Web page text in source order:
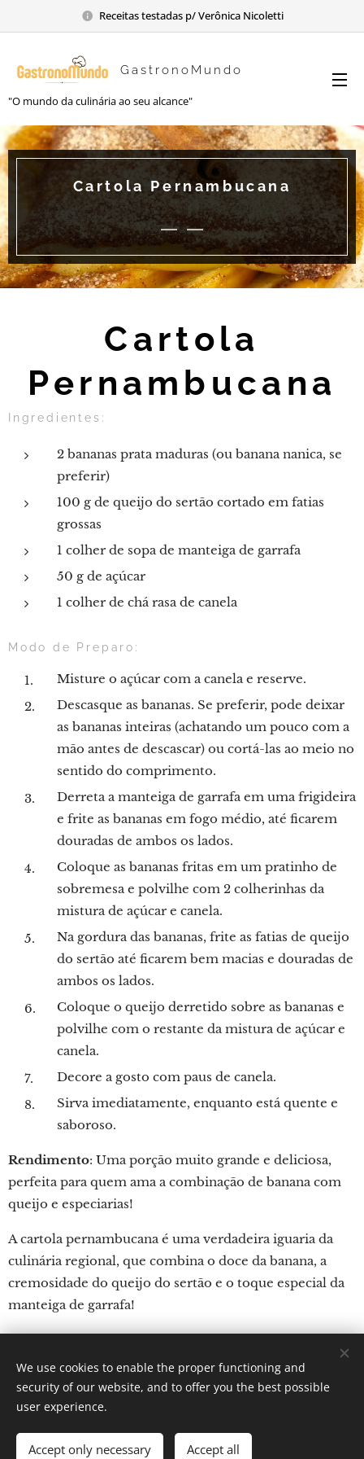
Receitas testadas p/ Verônica Nicoletti
GastronoMundo
"O mundo da culinária ao seu alcance"
Cartola Pernambucana
Cartola
Pernambucana
Ingredientes:
2 bananas prata maduras (ou banana nanica, se
preferir)
100 g de queijo do sertão cortado em fatias
grossas
1 colher de sopa de manteiga de garrafa
50 g de açúcar
1 colher de chá rasa de canela
Modo de Preparo:
Misture o açúcar com a canela e reserve.
Descasque as bananas. Se preferir, pode deixar
as bananas inteiras (achatando um pouco com a
mão antes de descascar) ou cortá-las ao meio no
sentido do comprimento.
Derreta a manteiga de garrafa em uma frigideira
e frite as bananas em fogo médio, até ficarem
douradas de ambos os lados.
Coloque as bananas fritas em um pratinho de
sobremesa e polvilhe com 2 colherinhas da
mistura de açúcar e canela.
Na gordura das bananas, frite as fatias de queijo
do sertão até ficarem bem macias e douradas de
ambos os lados.
Coloque o queijo derretido sobre as bananas e
polvilhe com o restante da mistura de açúcar e
canela.
Decore a gosto com paus de canela.
Sirva imediatamente, enquanto está quente e
saboroso.
Rendimento: Uma porção muito grande e deliciosa,
perfeita para quem ama a combinação de banana com
queijo e especiarias!
A cartola pernambucana é uma verdadeira iguaria da
culinária regional, que combina o doce da banana, a
cremosidade do queijo do sertão e o toque especial da
manteiga de garrafa!
Por: Verônica Nicoletti
Instagram: Gastronomundo.receitas
Languages
We use cookies to enable the proper functioning and
security of our website, and to offer you the best possible
user experience.
Accept only necessary Accept all